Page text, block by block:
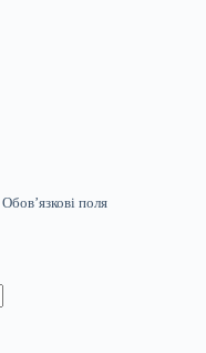
Обов’язкові поля